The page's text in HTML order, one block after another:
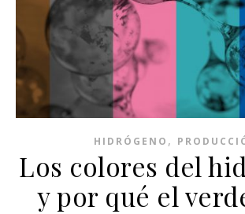
HIDRÓGENO ,
Los colores del
y por qué el